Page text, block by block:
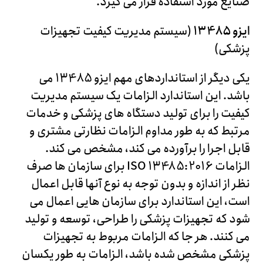
ایزو 13485
(سیستم مدیریت کیفیت تجهیزات
پزشکی)
یکی دیگر از استانداردهای مهم ایزو 13485 می
باشد. این استاندارد الزامات یک سیستم مدیریت
کیفیت را برای تولید دستگاه های پزشکی و خدمات
مرتبط که به طور مداوم الزامات نظارتی مشتری و
قابل اجرا را برآورده می کند، مشخص می کند.
الزامات ISO 13485:2016 برای سازمان ها صرف
نظر از اندازه و بدون توجه به نوع آنها قابل اعمال
است، این استاندارد برای سازمان هایی اعمال می
شود که تجهیزات پزشکی را طراحی، توسعه و تولید
می کنند. هر جا که الزامات مربوط به تجهیزات
پزشکی مشخص شده باشد، الزامات به طور یکسان